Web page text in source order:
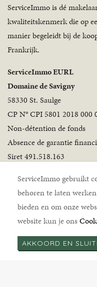
ServiceImmo gebruikt
behoren te laten
bieden en om onze
website kun je ons
AKKOORD EN
ServiceImmo is dé
kwaliteitskenmerk die op
manier begeleidt bij de
Frankrijk.
ServiceImmo EURL
Domaine de Savigny
58330 St. Saulge
CP N° CPI 5801 2018 000
Non-détention de fonds
Absence de garantie
Siret 491.518.163
Volg ons
ServiceImmo ©